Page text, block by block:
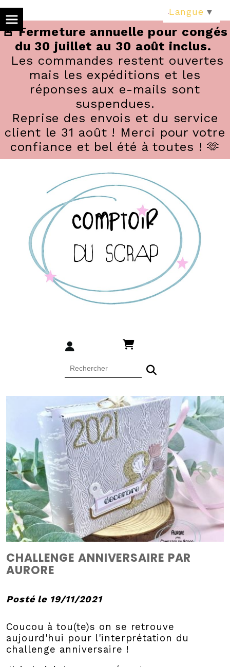
🚨 Fermeture annuelle pour congés
du 30 juillet au 30 août inclus.
Les commandes restent ouvertes
mais les expéditions et les
réponses aux e-mails sont
suspendues.
Reprise des envois et du service
client le 31 août ! Merci pour votre
confiance et bel été à toutes ! 🫶
CHALLENGE ANNIVERSAIRE PAR
AURORE
Posté le 19/11/2021
Coucou à tou(te)s on se retrouve
aujourd'hui pour l'interprétation du
challenge anniversaire !
Langue ▼